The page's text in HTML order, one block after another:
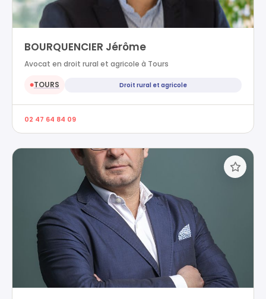
BOURQUENCIER Jérôme
Avocat en droit rural et agricole à Tours
●TOURS Droit rural et agricole
02 47 64 84 09